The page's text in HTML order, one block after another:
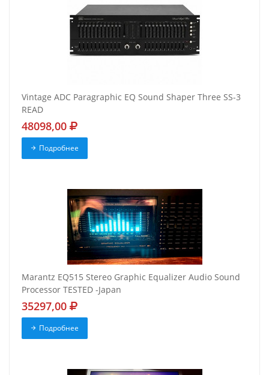
Vintage ADC Paragraphic EQ Sound Shaper Three SS-3
READ
48098,00
Подробнее
Marantz EQ515 Stereo Graphic Equalizer Audio Sound
Processor TESTED -Japan
35297,00
Подробнее